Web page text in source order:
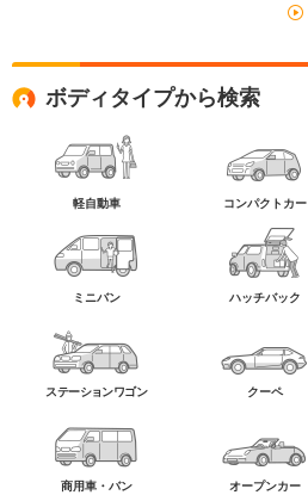
ボディタイプから検索
軽自動車 コンパクトカー
ミニバン ハッチバック
ステーションワゴン クーペ
商用車・バン オープンカー